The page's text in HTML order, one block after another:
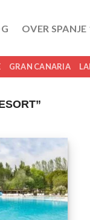
OVER SPANJE
GRAN CANARIA